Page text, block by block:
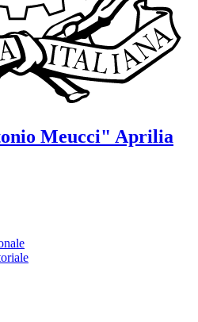
Meucci" Aprilia